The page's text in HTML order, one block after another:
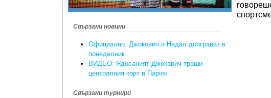
Свързани новини
Официално: Джокович и Надал доиграват в
понеделник
ВИДЕО: Ядосаният Джокович троши
централния корт в Париж
Свързани турнири